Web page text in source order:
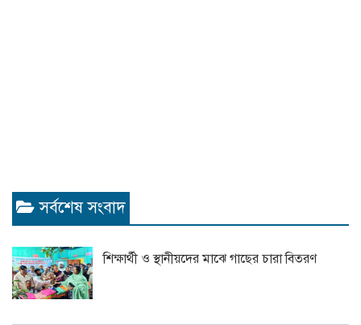
সর্বশেষ সংবাদ
শিক্ষার্থী ও স্থানীয়দের মাঝে গাছের চারা বিতরণ